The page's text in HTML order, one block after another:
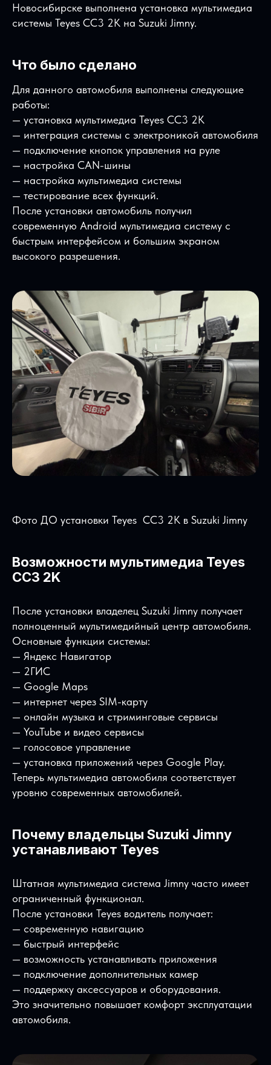
Новосибирске выполнена установка мультимедиа
системы Teyes CC3 2K на Suzuki Jimny.
Что было сделано
Для данного автомобиля выполнены следующие
работы:
— установка мультимедиа Teyes CC3 2K
— интеграция системы с электроникой автомобиля
— подключение кнопок управления на руле
— настройка CAN-шины
— настройка мультимедиа системы
— тестирование всех функций.
После установки автомобиль получил
современную Android мультимедиа систему с
быстрым интерфейсом и большим экраном
высокого разрешения.
Фото ДО установки Teyes CC3 2K в Suzuki Jimny
Возможности мультимедиа Teyes
CC3 2K
После установки владелец Suzuki Jimny получает
полноценный мультимедийный центр автомобиля.
Основные функции системы:
— Яндекс Навигатор
— 2ГИС
— Google Maps
— интернет через SIM-карту
— онлайн музыка и стриминговые сервисы
— YouTube и видео сервисы
— голосовое управление
— установка приложений через Google Play.
Теперь мультимедиа автомобиля соответствует
уровню современных автомобилей.
Почему владельцы Suzuki Jimny
устанавливают Teyes
Штатная мультимедиа система Jimny часто имеет
ограниченный функционал.
После установки Teyes водитель получает:
— современную навигацию
— быстрый интерфейс
— возможность устанавливать приложения
— подключение дополнительных камер
— поддержку аксессуаров и оборудования.
Это значительно повышает комфорт эксплуатации
автомобиля.